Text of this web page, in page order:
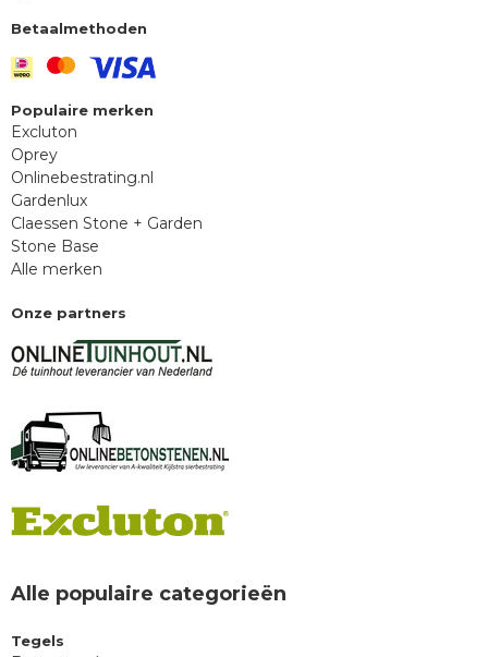
Betaalmethoden
Populaire merken
Excluton
Oprey
Onlinebestrating.nl
Gardenlux
Claessen Stone + Garden
Stone Base
Alle merken
Onze partners
Alle populaire categorieën
Tegels